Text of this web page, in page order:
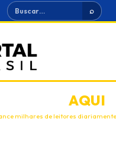
Buscar ⌕
ANUNCIEAQUI
milhares de leitores diariamente